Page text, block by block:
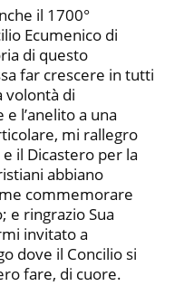
il 1700°
Ecumenico di
di questo
far crescere in tutti
volontà di
l’anelito a una
mi rallegro
il Dicastero per la
abbiano
commemorare
e ringrazio Sua
invitato a
dove il Concilio si
fare, di cuore.